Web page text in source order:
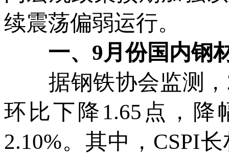
续震荡偏弱运行。
一、9月份国内钢材
据钢铁协会监测，
环比下降1.65点，降
2.10%。其中，CSPI